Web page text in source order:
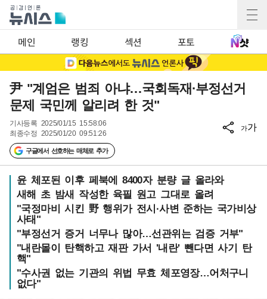
메인 랭킹 섹션 포토
尹 "계엄은 범죄 아냐…국회독재·부정선거
문제 국민께 알리려 한 것"
기사등록 2025/01/15 15:58:06
최종수정 2025/01/20 09:51:26
구글에서 선호하는 매체로 추가
가가
윤 체포된 이후 페북에 8400자 분량 글 올라와
새해 초 밤새 작성한 육필 원고 그대로 올려
"국정마비 시킨 野 행위가 전시·사변 준하는 국가비상
사태"
"부정선거 증거 너무나 많아…선관위는 검증 거부"
"내란몰이 탄핵하고 재판 가서 '내란' 뺀다면 사기 탄
핵"
"수사권 없는 기관의 위법 무효 체포영장…어처구니
없다"